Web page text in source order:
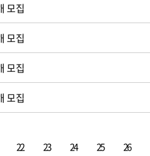
모집
모집
모집
모집
22 23 24 25 26